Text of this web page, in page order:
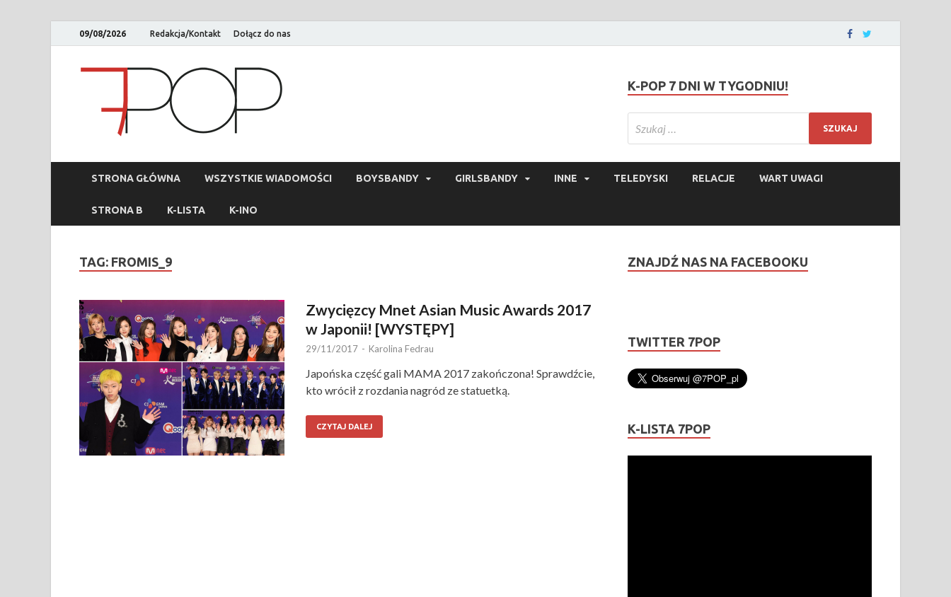
09/08/2026 Redakcja/Kontakt Dołącz do nas
K-POP 7 DNI W TYGODNIU!
STRONA GŁÓWNA WSZYSTKIE WIADOMOŚCI BOYSBANDY GIRLSBANDY INNE TELEDYSKI RELACJE WART UWAGI
STRONA B K-LISTA K-INO
TAG: FROMIS_9
Zwycięzcy Mnet Asian Music Awards 2017
w Japonii! [WYSTĘPY]
29/11/2017 - Karolina Fedrau
Japońska część gali MAMA 2017 zakończona! Sprawdźcie,
kto wrócił z rozdania nagród ze statuetką.
CZYTAJ DALEJ
ZNAJDŹ NAS NA FACEBOOKU
TWITTER 7POP
K-LISTA 7POP